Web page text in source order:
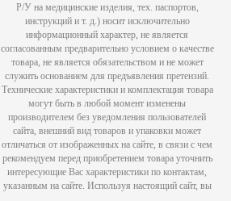
Р/У на медицинские изделия, тех. паспортов,
инструкций и т. д.) носит исключительно
информационный характер, не является
согласованным предварительно условием о качестве
товара, не является обязательством и не может
служить основанием для предъявления претензий.
Технические характеристики и комплектация товара
могут быть в любой момент изменены
производителем без уведомления пользователей
сайта, внешний вид товаров и упаковки может
отличаться от изображенных на сайте, в связи с чем
рекомендуем перед приобретением товара уточнить
интересующие Вас характеристики по контактам,
указанным на сайте. Используя настоящий сайт, вы